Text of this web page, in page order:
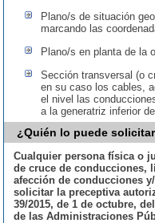
Plano/s de situación
marcando las
Plano/s en planta de la
Sección transversal (o
en su caso los cables,
el nivel las
a la generatriz inferior
¿Quién lo puede
Cualquier persona física o
de cruce de conducciones,
afección de conducciones
solicitar la preceptiva
39/2015, de 1 de octubre,
de las Administraciones